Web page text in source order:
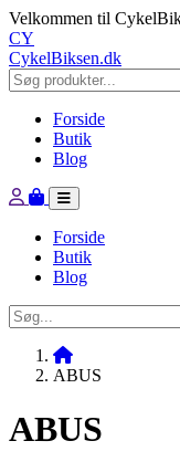
Velkommen til
CY
CykelBiksen.dk
Forside
Butik
Blog
Forside
Butik
Blog
ABUS
ABUS